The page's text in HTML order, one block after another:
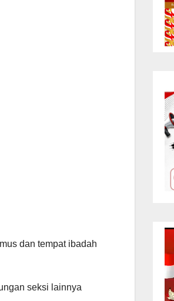
dan tempat ibadah
seksi lainnya